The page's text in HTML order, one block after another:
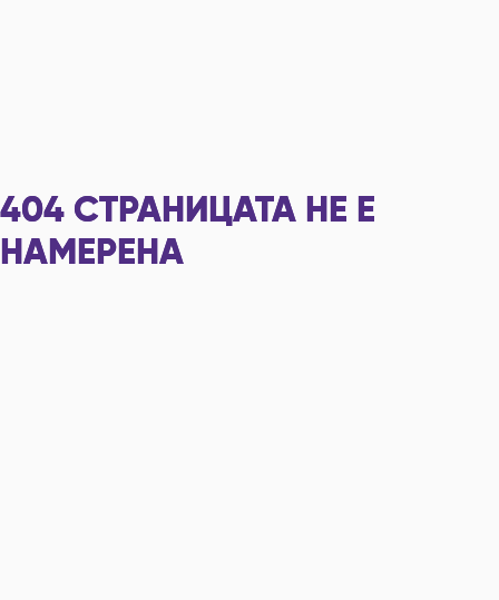
404 СТРАНИЦАТА НЕ Е
НАМЕРЕНА